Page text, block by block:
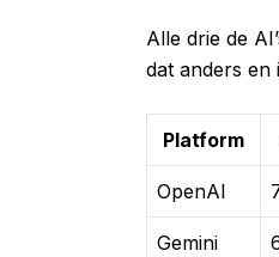
Alle drie de
dat anders en
Platform
OpenAI
Gemini